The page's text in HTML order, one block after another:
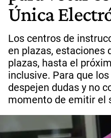
Única
Los centros de
en plazas, estaciones
plazas, hasta el
inclusive. Para que
despejen dudas y no
momento de emitir el